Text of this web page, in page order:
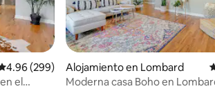
promedio: 4.96 de 5, 299 reseñas
4.96 (299)
el
Alojamiento en Lombard
Moderna casa Boho en